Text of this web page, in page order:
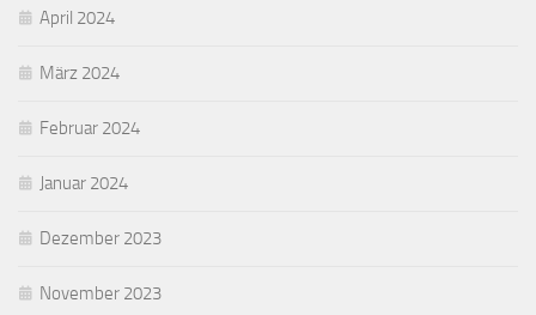
April 2024
März 2024
Februar 2024
Januar 2024
Dezember 2023
November 2023